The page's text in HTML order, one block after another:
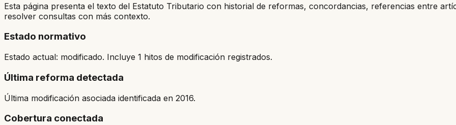
Esta página presenta el texto del Estatuto Tributario con historial de reformas, concordancias, referencias entre
resolver consultas con más contexto.
Estado normativo
Estado actual: modificado. Incluye 1 hitos de modificación registrados.
Última reforma detectada
Última modificación asociada identificada en 2016.
Cobertura conectada